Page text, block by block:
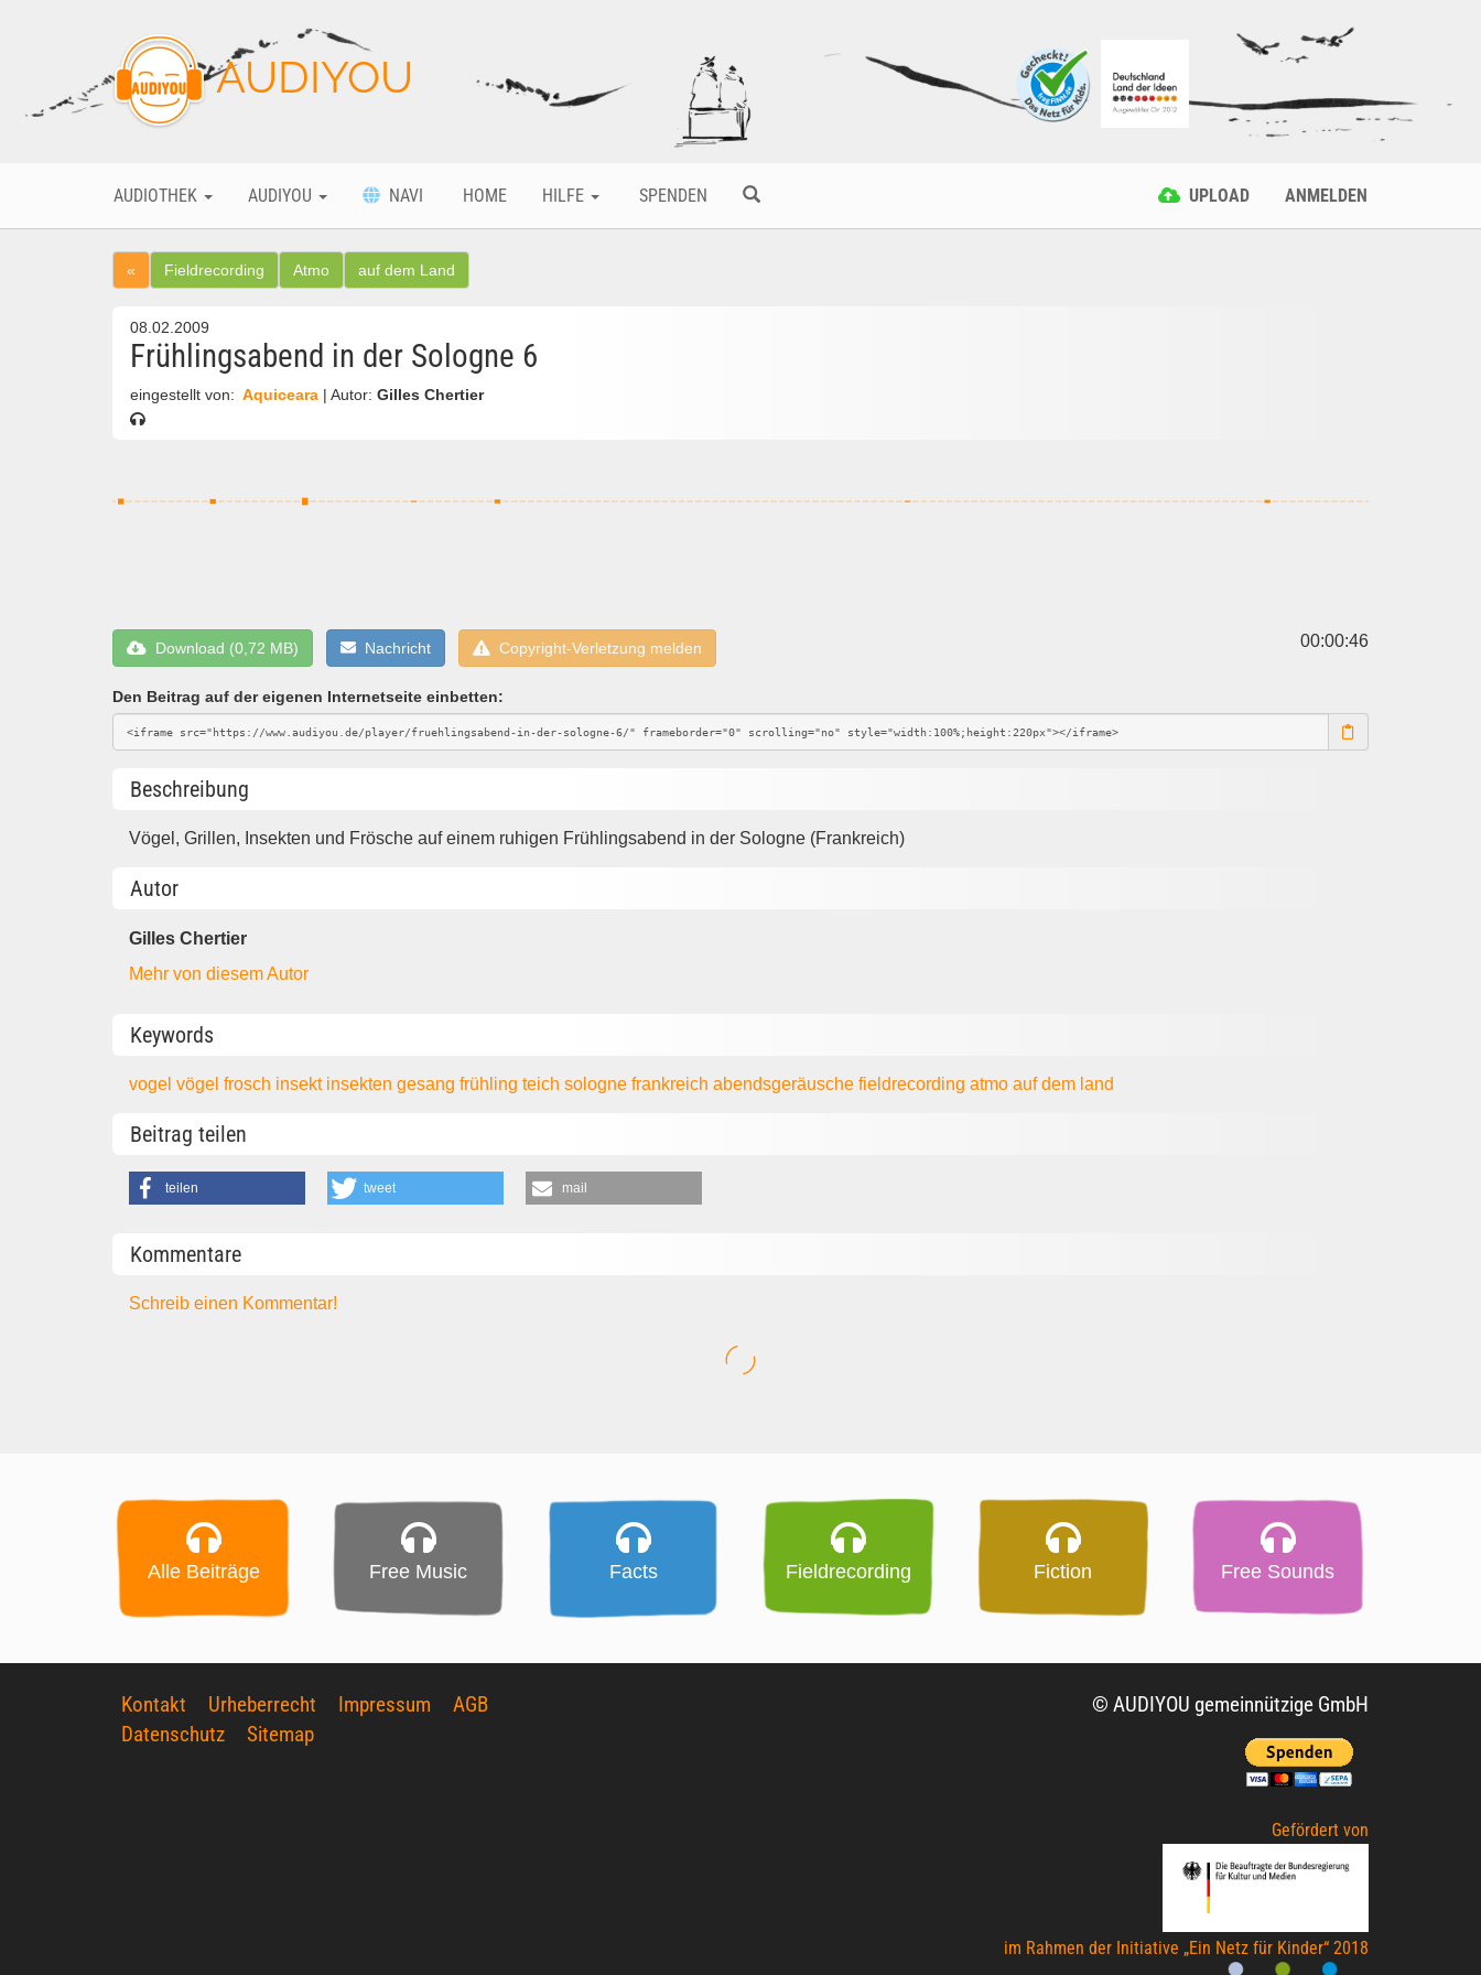
AUDIYOU
AUDIOTHEK AUDIYOU NAVI HOME HILFE SPENDEN UPLOAD ANMELDEN
« Fieldrecording Atmo auf dem Land
08.02.2009
Frühlingsabend in der Sologne 6
eingestellt von: Aquiceara | Autor: Gilles Chertier
Download (0,72 MB) Nachricht Copyright-Verletzung melden 00:00:46
Den Beitrag auf der eigenen Internetseite einbetten:
Beschreibung
Vögel, Grillen, Insekten und Frösche auf einem ruhigen Frühlingsabend in der Sologne (Frankreich)
Autor
Gilles Chertier
Mehr von diesem Autor
Keywords
vogelvögelfrosch insekt insektengesangfrühlingteichsolognefrankreichabendsgeräuschefieldrecordingatmoauf dem land
Beitrag teilen
teilen tweet mail
Kommentare
Schreib einen Kommentar!
Alle Beiträge Free Music Facts Fieldrecording Fiction Free Sounds
Kontakt Urheberrecht Impressum
AGB
Datenschutz
Sitemap
© AUDIYOU gemeinnützige GmbH
Gefördert von
im Rahmen der Initiative „Ein Netz für Kinder“ 2018